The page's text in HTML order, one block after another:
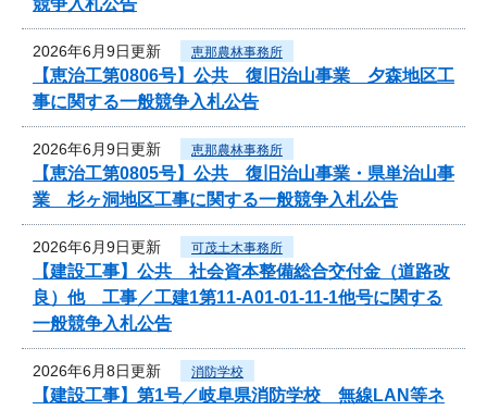
2026年6月9日更新 恵那農林事務所
【恵治工第0806号】公共 復旧治山事業 夕森地区工
事に関する一般競争入札公告
2026年6月9日更新 恵那農林事務所
【恵治工第0805号】公共 復旧治山事業・県単治山事
業 杉ヶ洞地区工事に関する一般競争入札公告
2026年6月9日更新 可茂土木事務所
【建設工事】公共 社会資本整備総合交付金（道路改
良）他 工事／工建1第11-A01-01-11-1他号に関する
一般競争入札公告
2026年6月8日更新 消防学校
【建設工事】第1号／岐阜県消防学校 無線LAN等ネ